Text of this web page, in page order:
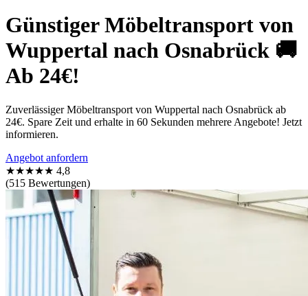
Günstiger Möbeltransport von
Wuppertal nach Osnabrück 🚚
Ab 24€!
Zuverlässiger Möbeltransport von Wuppertal nach Osnabrück ab
24€. Spare Zeit und erhalte in 60 Sekunden mehrere Angebote! Jetzt
informieren.
Angebot anfordern
★★★★★ 4,8
(515 Bewertungen)